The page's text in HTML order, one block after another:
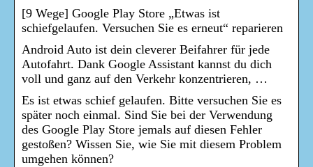
[9 Wege] Google Play Store „Etwas ist
schiefgelaufen. Versuchen Sie es erneut“ reparieren
Android Auto ist dein cleverer Beifahrer für jede
Autofahrt. Dank Google Assistant kannst du dich
voll und ganz auf den Verkehr konzentrieren, …
Es ist etwas schief gelaufen. Bitte versuchen Sie es
später noch einmal. Sind Sie bei der Verwendung
des Google Play Store jemals auf diesen Fehler
gestoßen? Wissen Sie, wie Sie mit diesem Problem
umgehen können?